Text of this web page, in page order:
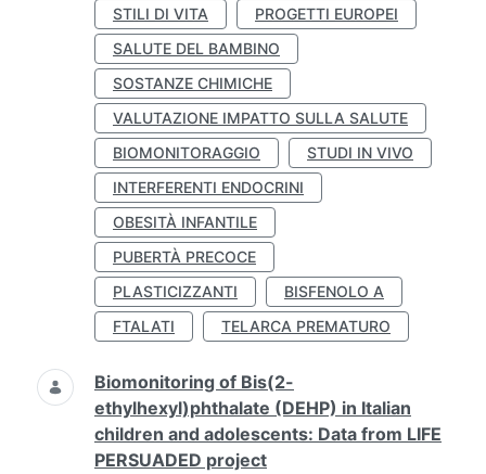
STILI DI VITA
PROGETTI EUROPEI
SALUTE DEL BAMBINO
SOSTANZE CHIMICHE
VALUTAZIONE IMPATTO SULLA SALUTE
BIOMONITORAGGIO
STUDI IN VIVO
INTERFERENTI ENDOCRINI
OBESITÀ INFANTILE
PUBERTÀ PRECOCE
PLASTICIZZANTI
BISFENOLO A
FTALATI
TELARCA PREMATURO
Biomonitoring of Bis(2-
ethylhexyl)phthalate (DEHP) in Italian
children and adolescents: Data from LIFE
PERSUADED project